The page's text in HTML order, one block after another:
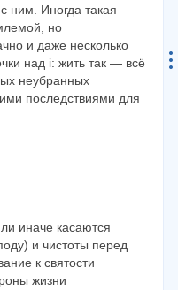
ним. Иногда такая
но
и даже несколько
над i: жить так — всё
неубранных
последствиями для
иначе касаются
и чистоты перед
к святости
жизни